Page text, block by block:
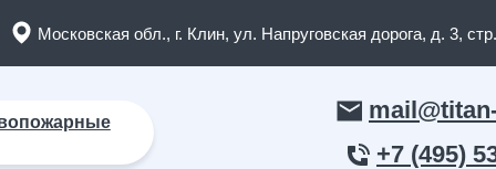
Московская обл., г. Клин, ул. Напруговская дорога, д. 3,
+7 (495)